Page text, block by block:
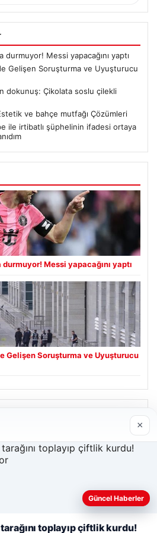
durmuyor! Messi yapacağını yaptı
Gelişen Soruşturma ve Uyuşturucu
dokunuş: Çikolata soslu çilekli
ve bahçe mutfağı Çözümleri
ile irtibatlı şüphelinin ifadesi ortaya
durmuyor! Messi yapacağını yaptı
Gelişen Soruşturma ve Uyuşturucu
daha iyi anlayabilmek,
×
Güncel Haberler
tarağını toplayıp çiftlik kurdu!